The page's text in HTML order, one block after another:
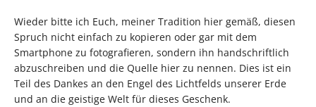
Wieder bitte ich Euch, meiner Tradition hier gemäß, diesen
Spruch nicht einfach zu kopieren oder gar mit dem
Smartphone zu fotografieren, sondern ihn handschriftlich
abzuschreiben und die Quelle hier zu nennen. Dies ist ein
Teil des Dankes an den Engel des Lichtfelds unserer Erde
und an die geistige Welt für dieses Geschenk.